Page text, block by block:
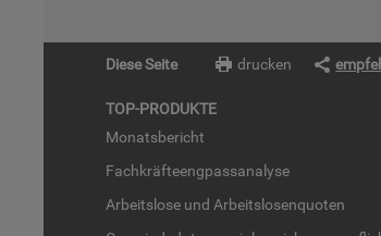
Diese Seite drucken
TOP-PRO­DUK­TE
Mo­nats­be­richt
Fach­kräf­te­eng­pass­ana­ly­se
Ar­beits­lo­se und Ar­beits­lo­sen­quo­ten